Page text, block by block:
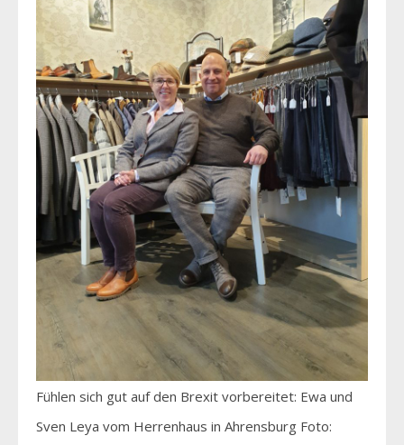
Fühlen sich gut auf den Brexit vorbereitet: Ewa und
Sven Leya vom Herrenhaus in Ahrensburg Foto: